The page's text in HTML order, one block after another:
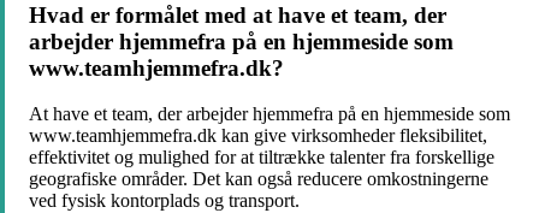
Hvad er formålet med at have et team, der
arbejder hjemmefra på en hjemmeside som
www.teamhjemmefra.dk?
At have et team, der arbejder hjemmefra på en hjemmeside som
www.teamhjemmefra.dk kan give virksomheder fleksibilitet,
effektivitet og mulighed for at tiltrække talenter fra forskellige
geografiske områder. Det kan også reducere omkostningerne
ved fysisk kontorplads og transport.